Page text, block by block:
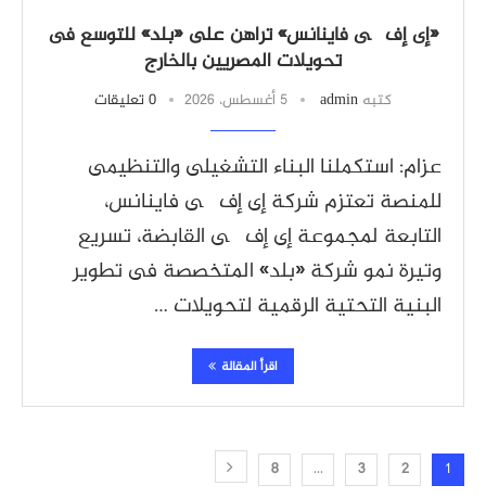
«إى إف چى فاينانس» تراهن على «بلد» للتوسع فى
تحويلات المصريين بالخارج
كتبه admin 5 أغسطس، 2026 0 تعليقات
عزام: استكملنا البناء التشغيلى والتنظيمى
للمنصة تعتزم شركة إى إف چى فاينانس،
التابعة لمجموعة إى إف چى القابضة، تسريع
وتيرة نمو شركة «بلد» المتخصصة فى تطوير
البنية التحتية الرقمية لتحويلات …
اقرأ المقالة
1
2
3
…
8